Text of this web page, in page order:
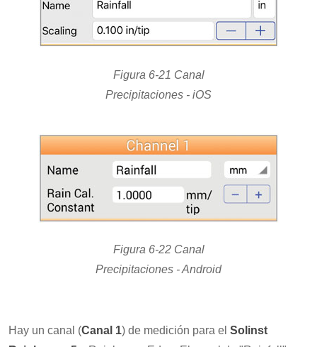
Figura 6-21 Canal
Precipitaciones - iOS
Figura 6-22 Canal
Precipitaciones - Android
Hay un canal (Canal 1) de medición para el Solinst